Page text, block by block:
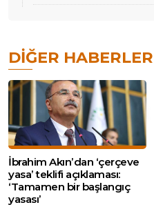
DIĞER HABERLER
İbrahim Akın’dan ‘çerçeve
yasa’ teklifi açıklaması:
‘Tamamen bir başlangıç
yasası’